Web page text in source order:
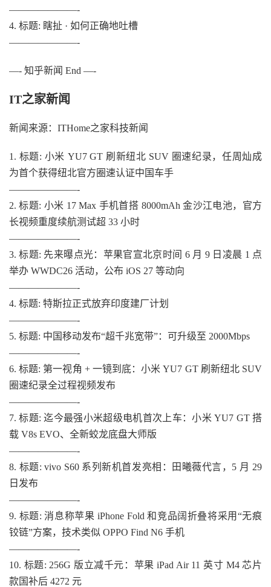
———————-
4. 标题: 瞎扯 · 如何正确地吐槽
———————-
—- 知乎新闻 End —-
IT之家新闻
新闻来源：ITHome之家科技新闻
1. 标题: 小米 YU7 GT 刷新纽北 SUV 圈速纪录，任周灿成
为首个获得纽北官方圈速认证中国车手
———————-
2. 标题: 小米 17 Max 手机首搭 8000mAh 金沙江电池，官方
长视频重度续航测试超 33 小时
———————-
3. 标题: 先来曝点光：苹果官宣北京时间 6 月 9 日凌晨 1 点
举办 WWDC26 活动，公布 iOS 27 等动向
———————-
4. 标题: 特斯拉正式放弃印度建厂计划
———————-
5. 标题: 中国移动发布“超千兆宽带”：可升级至 2000Mbps
———————-
6. 标题: 第一视角 + 一镜到底：小米 YU7 GT 刷新纽北 SUV
圈速纪录全过程视频发布
———————-
7. 标题: 迄今最强小米超级电机首次上车：小米 YU7 GT 搭
载 V8s EVO、全新蛟龙底盘大师版
———————-
8. 标题: vivo S60 系列新机首发亮相：田曦薇代言，5 月 29
日发布
———————-
9. 标题: 消息称苹果 iPhone Fold 和竞品阔折叠将采用“无痕
铰链”方案，技术类似 OPPO Find N6 手机
———————-
10. 标题: 256G 版立减千元：苹果 iPad Air 11 英寸 M4 芯片
款国补后 4272 元